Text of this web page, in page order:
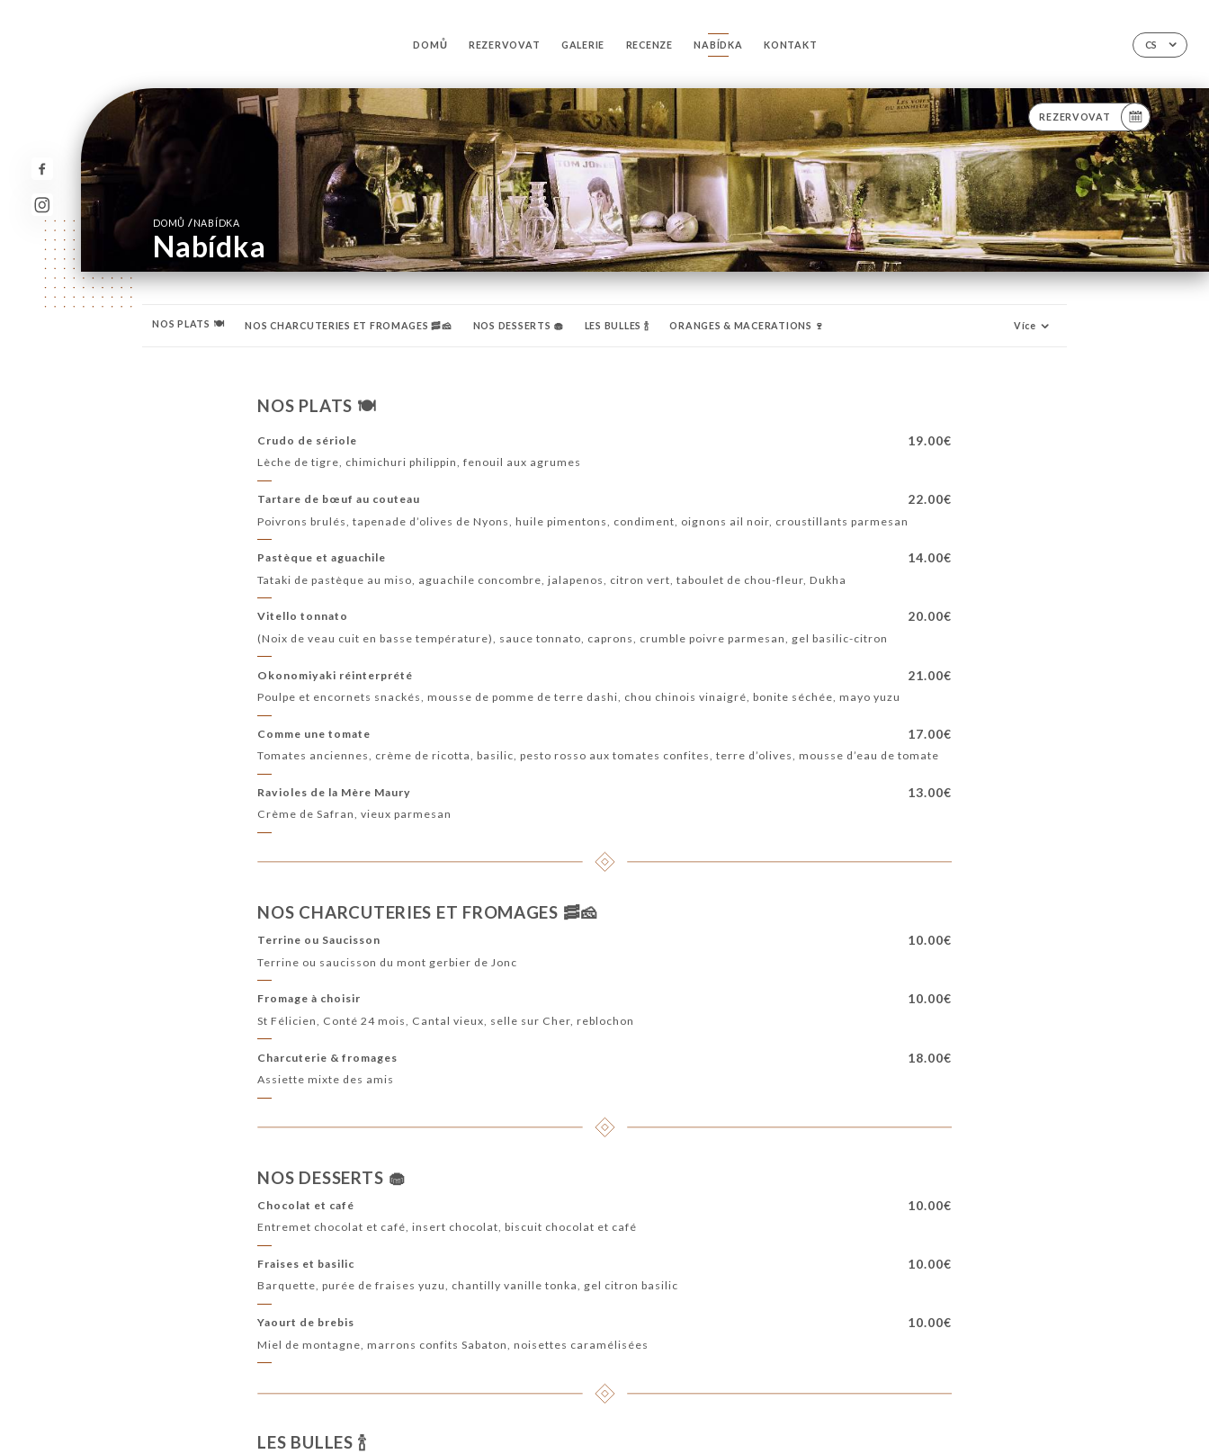
CS
DOMŮ REZERVOVAT GALERIE RECENZE NABÍDKA KONTAKT
REZERVOVAT
DOMŮ / NABÍDKA
Nabídka
NOS PLATS 🍽️ NOS CHARCUTERIES ET FROMAGES 🥓🧀 NOS DESSERTS 🧁 LES BULLES 🍾 ORANGES & MACERATIONS 🍷 Více
NOS PLATS 🍽️
Crudo de sériole 19.00€
Lèche de tigre, chimichuri philippin, fenouil aux agrumes
Tartare de bœuf au couteau 22.00€
Poivrons brulés, tapenade d’olives de Nyons, huile pimentons, condiment, oignons ail noir, croustillants parmesan
Pastèque et aguachile 14.00€
Tataki de pastèque au miso, aguachile concombre, jalapenos, citron vert, taboulet de chou-fleur, Dukha
Vitello tonnato 20.00€
(Noix de veau cuit en basse température), sauce tonnato, caprons, crumble poivre parmesan, gel basilic-citron
Okonomiyaki réinterprété 21.00€
Poulpe et encornets snackés, mousse de pomme de terre dashi, chou chinois vinaigré, bonite séchée, mayo yuzu
Comme une tomate 17.00€
Tomates anciennes, crème de ricotta, basilic, pesto rosso aux tomates confites, terre d’olives, mousse d’eau de tomate
Ravioles de la Mère Maury 13.00€
Crème de Safran, vieux parmesan
NOS CHARCUTERIES ET FROMAGES 🥓🧀
Terrine ou Saucisson 10.00€
Terrine ou saucisson du mont gerbier de Jonc
Fromage à choisir 10.00€
St Félicien, Conté 24 mois, Cantal vieux, selle sur Cher, reblochon
Charcuterie & fromages 18.00€
Assiette mixte des amis
NOS DESSERTS 🧁
Chocolat et café 10.00€
Entremet chocolat et café, insert chocolat, biscuit chocolat et café
Fraises et basilic 10.00€
Barquette, purée de fraises yuzu, chantilly vanille tonka, gel citron basilic
Yaourt de brebis 10.00€
Miel de montagne, marrons confits Sabaton, noisettes caramélisées
LES BULLES 🍾